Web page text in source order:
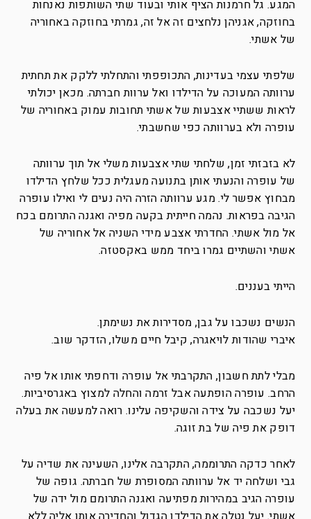
המגע. גל חרמנות הציף אותי ובעוד שתי השותפות נאנחות
בחוזקה, אגניהן נלחצים זה אל זה, גמרתי בחוזקה באחוריה
של אשתי.
שלפתי עצמי בעדינות, התכופפתי והתחלתי ללקק את תחתית
ערוותה המעוכה על הדילדו ואל ערוות חברתה. מכאן יכולתי
לראות ששתיי אצבעות של אשתי תחובות עמוק באחוריה של
עופרה ולא בערוותה כפי שחשבתי.
לא בזבזתי זמן, שלחתי שתי אצבעות משלי אל תוך ערוותה
של עופרה והנעתי אותן בתנועה מעגלית ככל שלחץ הדילדו
מבחוץ אפשר לי. מגע ערוותה הזרה היה נעים לי ואילו עופרה
הגיבה בפראות. נהמה חייתית בקעה מפיה ואגנה התרומם בכח
אל מול אשתי. החדרתי אצבע מידי השניה אל אחוריה של
אשתי והשתיים גמרו ביחד ממש באקסטזה.
הייתי בעננים.
הנשים נשכבו על גבן, מסדירות את נשימתן.
איברי שהודות לויאגרה, קיבל חיים משלו, הזדקר שוב.
מבלי לתת חשבון, התקרבתי אל עופרה ודחפתי אותו אל פיה
הרחב. עופרה הופתעה אבל זרמה והחלה למצוץ באגרסיביות.
יעל נשכבה על צידה והשקיפה עלינו. רואה למעשה את בעלה
דופק את פיה של בת זוגה.
לאחר כדקה התרוממה, התקרבה אלינו, השעינה את שדיה על
גבי ושלחה יד אל ערוותה המסופרת של חברתה. גופה של
עופרה הגיב במהירות מפתיעה ואגנה התרומם מול ידה של